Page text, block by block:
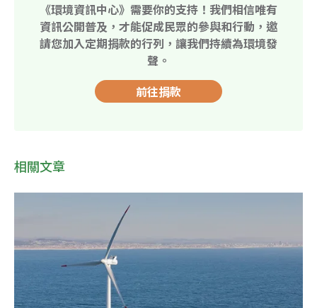
《環境資訊中心》需要你的支持！我們相信唯有
資訊公開普及，才能促成民眾的參與和行動，邀
請您加入定期捐款的行列，讓我們持續為環境發
聲。
前往捐款
相關文章